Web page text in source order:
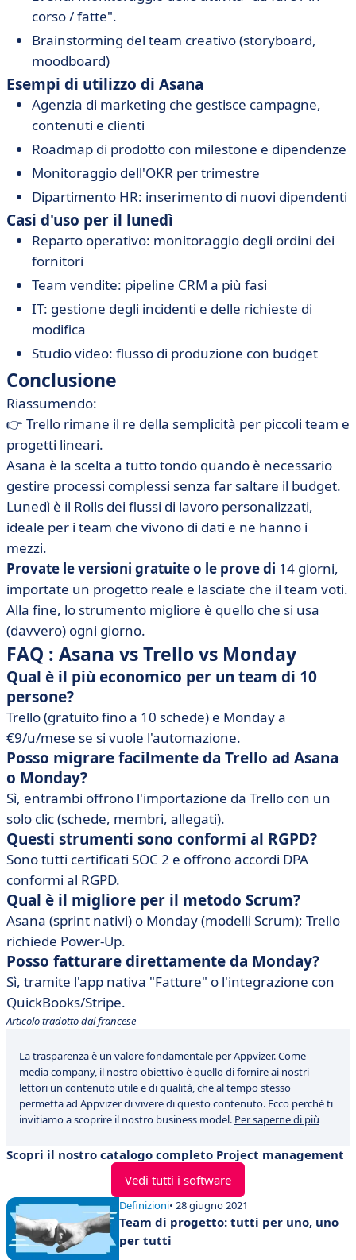
corso / fatte".
Brainstorming del team creativo (storyboard,
moodboard)
Esempi di utilizzo di Asana
Agenzia di marketing che gestisce campagne,
contenuti e clienti
Roadmap di prodotto con milestone e dipendenze
Monitoraggio dell'OKR per trimestre
Dipartimento HR: inserimento di nuovi dipendenti
Casi d'uso per il lunedì
Reparto operativo: monitoraggio degli ordini dei
fornitori
Team vendite: pipeline CRM a più fasi
IT: gestione degli incidenti e delle richieste di
modifica
Studio video: flusso di produzione con budget
Conclusione
Riassumendo:
👉 Trello rimane il re della semplicità per piccoli team e
progetti lineari.
Asana è la scelta a tutto tondo quando è necessario
gestire processi complessi senza far saltare il budget.
Lunedì è il Rolls dei flussi di lavoro personalizzati,
ideale per i team che vivono di dati e ne hanno i
mezzi.
Provate le versioni gratuite o le prove di 14 giorni,
importate un progetto reale e lasciate che il team voti.
Alla fine, lo strumento migliore è quello che si usa
(davvero) ogni giorno.
FAQ : Asana vs Trello vs Monday
Qual è il più economico per un team di 10
persone?
Trello (gratuito fino a 10 schede) e Monday a
€9/u/mese se si vuole l'automazione.
Posso migrare facilmente da Trello ad Asana
o Monday?
Sì, entrambi offrono l'importazione da Trello con un
solo clic (schede, membri, allegati).
Questi strumenti sono conformi al RGPD?
Sono tutti certificati SOC 2 e offrono accordi DPA
conformi al RGPD.
Qual è il migliore per il metodo Scrum?
Asana (sprint nativi) o Monday (modelli Scrum); Trello
richiede Power-Up.
Posso fatturare direttamente da Monday?
Sì, tramite l'app nativa "Fatture" o l'integrazione con
QuickBooks/Stripe.
Articolo tradotto dal francese
La trasparenza è un valore fondamentale per Appvizer. Come
media company, il nostro obiettivo è quello di fornire ai nostri
lettori un contenuto utile e di qualità, che al tempo stesso
permetta ad Appvizer di vivere di questo contenuto. Ecco perché ti
invitiamo a scoprire il nostro business model. Per saperne di più
Scopri il nostro catalogo completo Project management
Vedi tutti i software
Definizioni• 28 giugno 2021
Team di progetto: tutti per uno, uno
per tutti